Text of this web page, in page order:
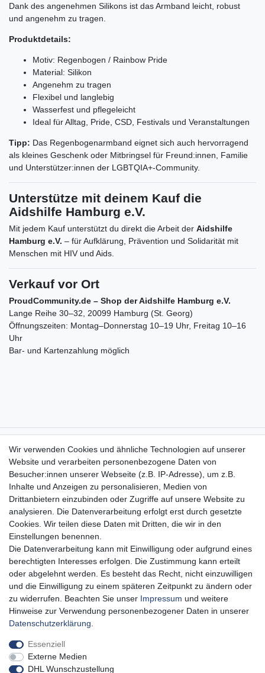
Dank des angenehmen Silikons ist das Armband leicht, robust
und angenehm zu tragen.
Produktdetails:
Motiv: Regenbogen / Rainbow Pride
Material: Silikon
Angenehm zu tragen
Flexibel und langlebig
Wasserfest und pflegeleicht
Ideal für Alltag, Pride, CSD, Festivals und Veranstaltungen
Tipp: Das Regenbogenarmband eignet sich auch hervorragend
als kleines Geschenk oder Mitbringsel für Freund:innen, Familie
und Unterstützer:innen der LGBTQIA+-Community.
Unterstütze mit deinem Kauf die
Aidshilfe Hamburg e.V.
Mit jedem Kauf unterstützt du direkt die Arbeit der Aidshilfe
Hamburg e.V. – für Aufklärung, Prävention und Solidarität mit
Menschen mit HIV und Aids.
Verkauf vor Ort
ProudCommunity.de – Shop der Aidshilfe Hamburg e.V.
Lange Reihe 30–32, 20099 Hamburg (St. Georg)
Öffnungszeiten: Montag–Donnerstag 10–19 Uhr, Freitag 10–16
Uhr
Bar- und Kartenzahlung möglich
Lange Reihe 30-32, 20099 Hamburg
04023519955
shop@aidshilfe-hamburg.de
Montag - Donnerstag: 10:00 - 19:00 Uhr
Freitag: 10:00 - 16:00 Uhr
(Bar- und Kartenzahlung)
Newsletter-Anmeldung
Impressum Daten­schutz­erklärung AGB
Widerrufs­recht
Wir verwenden Cookies und ähnliche Technologien auf unserer
Website und verarbeiten personenbezogene Daten von
Besucher:innen unserer Webseite (z.B. IP-Adresse), um z.B.
Inhalte und Anzeigen zu personalisieren, Medien von
Drittanbietern einzubinden oder Zugriffe auf unsere Website zu
analysieren. Die Datenverarbeitung erfolgt erst durch gesetzte
Cookies. Wir teilen diese Daten mit Dritten, die wir in den
Einstellungen benennen.
Die Datenverarbeitung kann mit Einwilligung oder aufgrund eines
berechtigten Interesses erfolgen. Die Zustimmung kann erteilt
oder abgelehnt werden. Es besteht das Recht, nicht einzuwilligen
und die Einwilligung zu einem späteren Zeitpunkt zu ändern oder
zu widerrufen. Beachten Sie unser Impressum und weitere
Hinweise zur Verwendung personenbezogener Daten in unserer
Daten­schutz­erklärung
Essenziell
Externe Medien
DHL Wunschzustellung